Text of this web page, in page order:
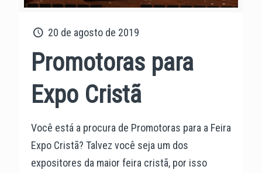
20 de agosto de 2019
Promotoras para
Expo Cristã
Você está a procura de Promotoras para a Feira
Expo Cristã? Talvez você seja um dos
expositores da maior feira cristã, por isso